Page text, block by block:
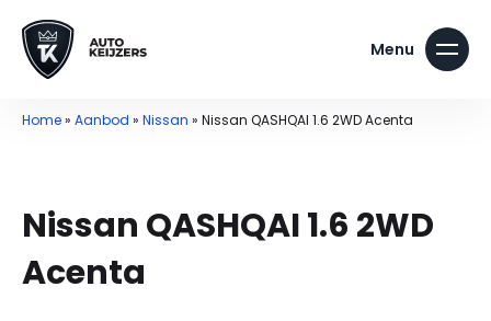
Home» Aanbod » Nissan » Nissan QASHQAI 1.6 2WD Acenta
Nissan QASHQAI 1.6 2WD
Acenta